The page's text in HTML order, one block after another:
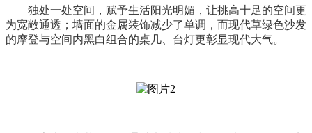
独处一处空间 ，赋予生活阳光明媚，让挑高十足的空间更
为宽敞通透；墙面的金属装饰减少了单调，而现代草绿色沙发
的摩登与空间内黑白组合的桌几、台灯更彰显现代大气。